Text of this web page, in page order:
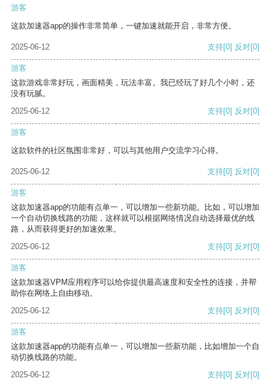
游客
这款加速器app的操作非常简单，一键加速就能开启，非常方便。
2025-06-12 支持[0] 反对[0]
游客
这款游戏非常好玩，画面精美，玩法丰富。我已经玩了好几个小时，还
没有玩腻。
2025-06-12
支持[0] 反对[0]
游客
这款软件的社区氛围非常好，可以与其他用户交流学习心得。
2025-06-12 支持[0] 反对[0]
游客
这款加速器app的功能有点单一，可以增加一些新功能。比如，可以增加
一个自动切换线路的功能，这样就可以根据网络情况自动选择最优的线
路，从而获得更好的加速效果。
2025-06-12
支持[0] 反对[0]
游客
这款加速器VPM应用程序可以给你提供最高速度和安全性的连接，并帮
助你在网络上自由移动。
2025-06-12
支持[0] 反对[0]
游客
这款加速器app的功能有点单一，可以增加一些新功能，比如增加一个自
动切换线路的功能。
2025-06-12
支持[0] 反对[0]